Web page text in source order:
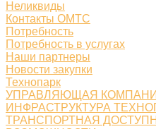
Неликвиды
Контакты ОМТС
Потребность
Потребность в услугах
Наши партнеры
Новости закупки
Технопарк
УПРАВЛЯЮЩАЯ
ИНФРАСТРУКТУРА
ТРАНСПОРТНАЯ